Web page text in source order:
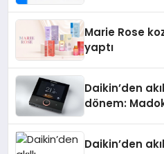
Marie Rose
yaptı
Daikin’den
dönem:
Daikin’den